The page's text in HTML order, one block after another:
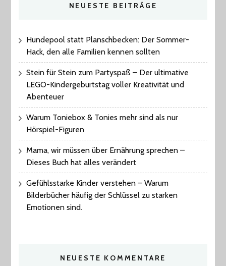
NEUESTE BEITRÄGE
Hundepool statt Planschbecken: Der Sommer-
Hack, den alle Familien kennen sollten
Stein für Stein zum Partyspaß – Der ultimative
LEGO-Kindergeburtstag voller Kreativität und
Abenteuer
Warum Toniebox & Tonies mehr sind als nur
Hörspiel-Figuren
Mama, wir müssen über Ernährung sprechen –
Dieses Buch hat alles verändert
Gefühlsstarke Kinder verstehen – Warum
Bilderbücher häufig der Schlüssel zu starken
Emotionen sind.
NEUESTE KOMMENTARE